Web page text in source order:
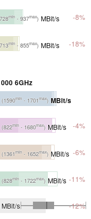
min- 937max) MBit/s -8%
min- 855max) MBit/s -18%
6GHz
(1590min - 1701max) MBit/s
(822min- 1680max)MBit/s -4%
(1361min - 1652max)MBit/s -6%
(828min- 1722max)MBit/s -11%
MBit/s -12%